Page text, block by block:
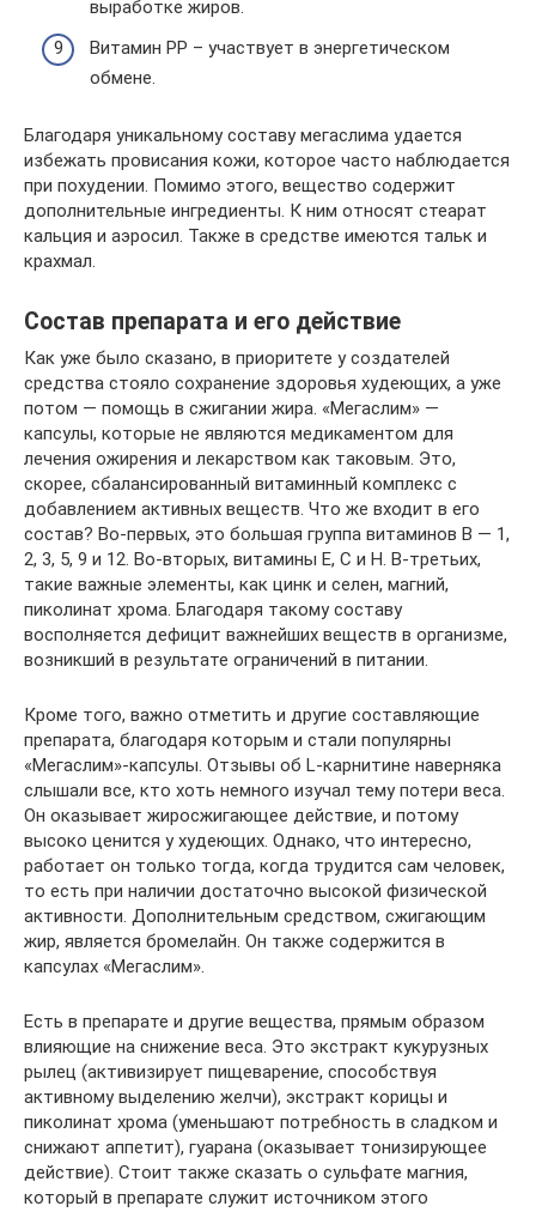
выработке жиров.
Витамин РР – участвует в энергетическом
обмене.
Благодаря уникальному составу мегаслима удается
избежать провисания кожи, которое часто наблюдается
при похудении. Помимо этого, вещество содержит
дополнительные ингредиенты. К ним относят стеарат
кальция и аэросил. Также в средстве имеются тальк и
крахмал.
Состав препарата и его действие
Как уже было сказано, в приоритете у создателей
средства стояло сохранение здоровья худеющих, а уже
потом — помощь в сжигании жира. «Мегаслим» —
капсулы, которые не являются медикаментом для
лечения ожирения и лекарством как таковым. Это,
скорее, сбалансированный витаминный комплекс с
добавлением активных веществ. Что же входит в его
состав? Во-первых, это большая группа витаминов B — 1,
2, 3, 5, 9 и 12. Во-вторых, витамины E, C и H. В-третьих,
такие важные элементы, как цинк и селен, магний,
пиколинат хрома. Благодаря такому составу
восполняется дефицит важнейших веществ в организме,
возникший в результате ограничений в питании.
Кроме того, важно отметить и другие составляющие
препарата, благодаря которым и стали популярны
«Мегаслим»-капсулы. Отзывы об L-карнитине наверняка
слышали все, кто хоть немного изучал тему потери веса.
Он оказывает жиросжигающее действие, и потому
высоко ценится у худеющих. Однако, что интересно,
работает он только тогда, когда трудится сам человек,
то есть при наличии достаточно высокой физической
активности. Дополнительным средством, сжигающим
жир, является бромелайн. Он также содержится в
капсулах «Мегаслим».
Есть в препарате и другие вещества, прямым образом
влияющие на снижение веса. Это экстракт кукурузных
рылец (активизирует пищеварение, способствуя
активному выделению желчи), экстракт корицы и
пиколинат хрома (уменьшают потребность в сладком и
снижают аппетит), гуарана (оказывает тонизирующее
действие). Стоит также сказать о сульфате магния,
который в препарате служит источником этого